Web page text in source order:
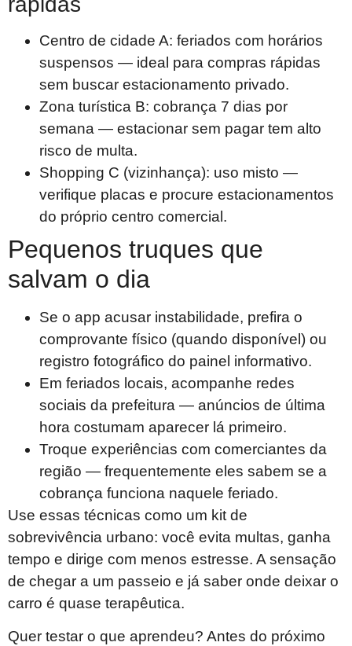
Centro de cidade A: feriados com horários
suspensos — ideal para compras rápidas
sem buscar estacionamento privado.
Zona turística B: cobrança 7 dias por
semana — estacionar sem pagar tem alto
risco de multa.
Shopping C (vizinhança): uso misto —
verifique placas e procure estacionamentos
do próprio centro comercial.
Pequenos truques que
salvam o dia
Se o app acusar instabilidade, prefira o
comprovante físico (quando disponível) ou
registro fotográfico do painel informativo.
Em feriados locais, acompanhe redes
sociais da prefeitura — anúncios de última
hora costumam aparecer lá primeiro.
Troque experiências com comerciantes da
região — frequentemente eles sabem se a
cobrança funciona naquele feriado.
Use essas técnicas como um kit de
sobrevivência urbano: você evita multas, ganha
tempo e dirige com menos estresse. A sensação
de chegar a um passeio e já saber onde deixar o
carro é quase terapêutica.
Quer testar o que aprendeu? Antes do próximo